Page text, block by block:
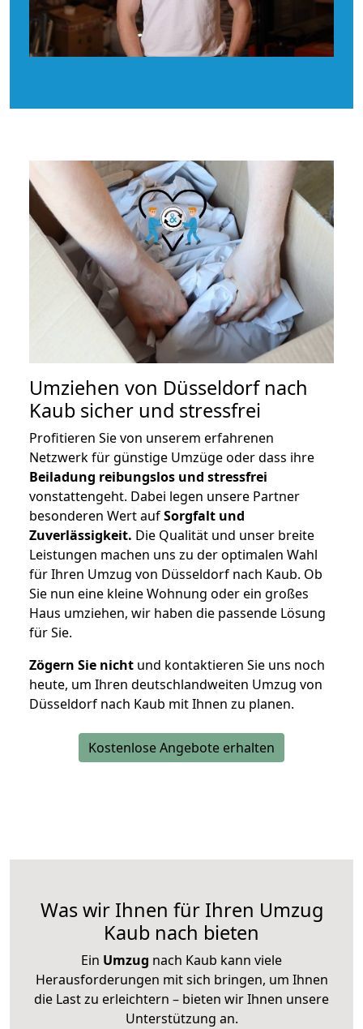
Umziehen von Düsseldorf nach
Kaub sicher und stressfrei
Profitieren Sie von unserem erfahrenen
Netzwerk für günstige Umzüge oder dass ihre
Beiladung reibungslos und stressfrei
vonstattengeht. Dabei legen unsere Partner
besonderen Wert aufSorgfalt und
Zuverlässigkeit. Die Qualität und unser breite
Leistungen machen uns zu der optimalen Wahl
für Ihren Umzug von Düsseldorf nach Kaub. Ob
Sie nun eine kleine Wohnung oder ein großes
Haus umziehen, wir haben die passende Lösung
für Sie.
Zögern Sie nicht und kontaktieren Sie uns noch
heute, um Ihren deutschlandweiten Umzug von
Düsseldorf nach Kaub mit Ihnen zu planen.
Kostenlose Angebote erhalten
Was wir Ihnen für Ihren Umzug
Kaub nach bieten
Ein Umzug nach Kaub kann viele
Herausforderungen mit sich bringen, um Ihnen
die Last zu erleichtern – bieten wir Ihnen unsere
Unterstützung an.